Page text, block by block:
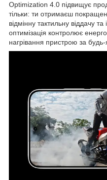
Optimization 4.0 підвищує
тільки: ти отримаєш
відмінну тактильну віддачу
оптимізація контролює
нагрівання пристрою за